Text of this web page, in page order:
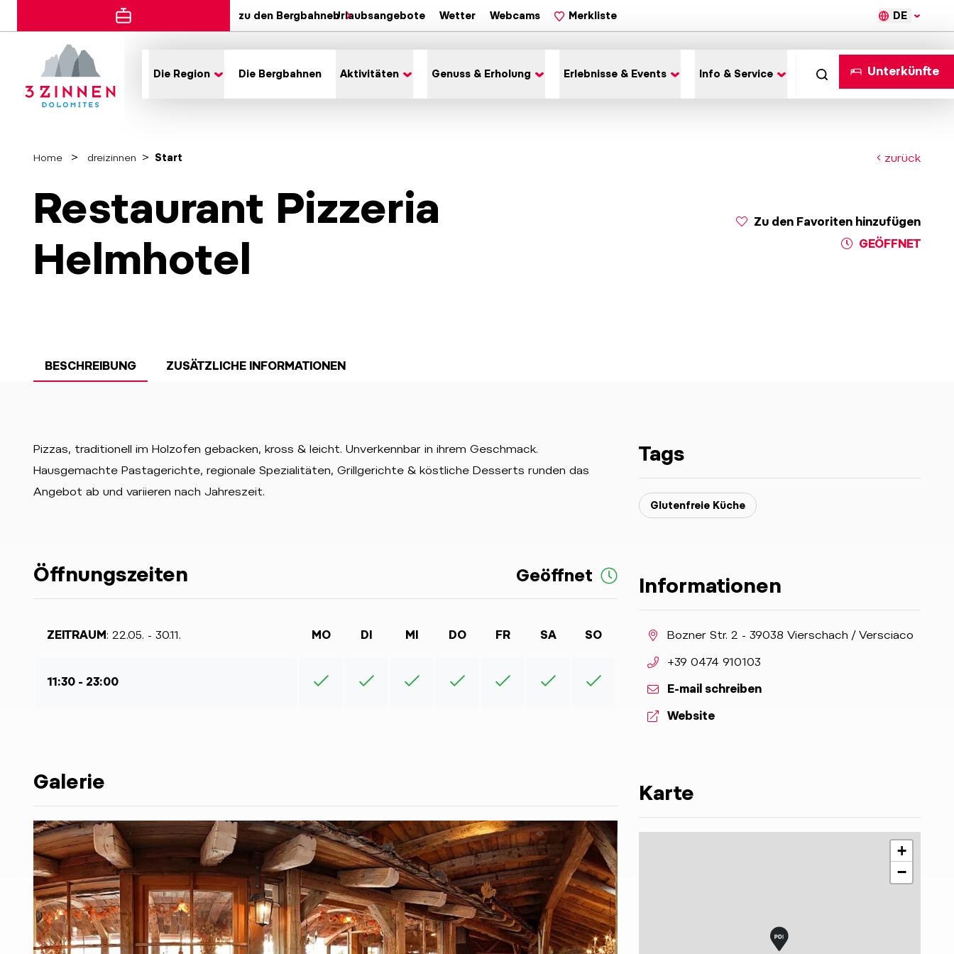
zu den BergbahnenUrlaubsangebote Wetter Webcams Merkliste DE
Die Region Die Bergbahnen Aktivitäten Genuss & Erholung Erlebnisse & Events Info & Service Unterkünfte
Home dreizinnen Start zurück
Restaurant Pizzeria
Helmhotel
Zu den Favoriten hinzufügen
GEÖFFNET
BESCHREIBUNG ZUSÄTZLICHE INFORMATIONEN
Pizzas, traditionell im Holzofen gebacken, kross & leicht. Unverkennbar in ihrem Geschmack.
Hausgemachte Pastagerichte, regionale Spezialitäten, Grillgerichte & köstliche Desserts runden das
Angebot ab und variieren nach Jahreszeit.
Öffnungszeiten Geöffnet
ZEITRAUM: 22.05. - 30.11. MO DI MI DO FR SA SO
11:30 - 23:00
Galerie
Tags
Glutenfreie Küche
Informationen
aria.location:
Bozner Str. 2 - 39038 Vierschach / Versciaco
aria.phone:
+39 0474 910103
E-mail schreiben
aria.website:
Website
Karte
+
−